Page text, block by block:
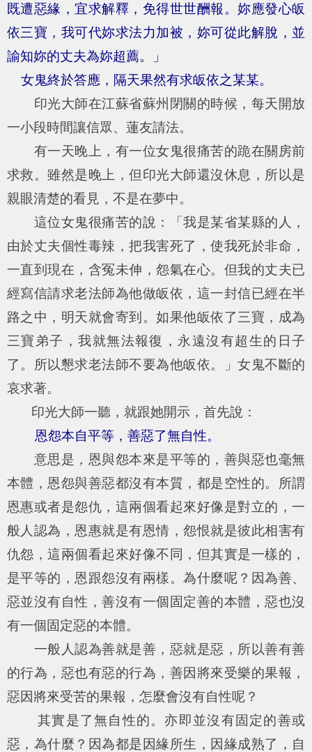
既遭惡緣，宜求解釋，免得世世酬報。妳應發心皈
依三寶，我可代妳求法力加被，妳可從此解脫，並
諭知妳的丈夫為妳超薦。」
女鬼終於答應，隔天果然有求皈依之某某。
印光大師在江蘇省蘇州閉關的時候，每天開放
一小段時間讓信眾、蓮友請法。
有一天晚上，有一位女鬼很痛苦的跪在關房前
求救。雖然是晚上，但印光大師還沒休息，所以是
親眼清楚的看見，不是在夢中。
這位女鬼很痛苦的說：「我是某省某縣的人，
由於丈夫個性毒辣，把我害死了，使我死於非命，
一直到現在，含冤未伸，怨氣在心。但我的丈夫已
經寫信請求老法師為他做皈依，這一封信已經在半
路之中，明天就會寄到。如果他皈依了三寶，成為
三寶弟子，我就無法報復，永遠沒有超生的日子
了。所以懇求老法師不要為他皈依。」女鬼不斷的
哀求著。
印光大師一聽，就跟她開示，首先說：
恩怨本自平等，善惡了無自性。
意思是，恩與怨本來是平等的，善與惡也毫無
本體，恩怨與善惡都沒有本質，都是空性的。所謂
恩惠或者是怨仇，這兩個看起來好像是對立的，一
般人認為，恩惠就是有恩情，怨恨就是彼此相害有
仇怨，這兩個看起來好像不同，但其實是一樣的，
是平等的，恩跟怨沒有兩樣。為什麼呢？因為善、
惡並沒有自性，善沒有一個固定善的本體，惡也沒
有一個固定惡的本體。
一般人認為善就是善，惡就是惡，所以善有善
的行為，惡也有惡的行為，善因將來受樂的果報，
惡因將來受苦的果報，怎麼會沒有自性呢？
其實是了無自性的。亦即並沒有固定的善或
惡，為什麼？因為都是因緣所生，因緣成熟了，自